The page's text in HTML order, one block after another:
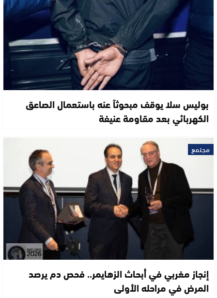
بوليس سلا يوقف مبحوثاً عنه باستعمال الصاعق
الكهربائي بعد مقاومة عنيفة
مجتمع
إنجاز مغربي في أبحاث الزهايمر.. فحص دم يرصد
المرض في مراحله الأولى